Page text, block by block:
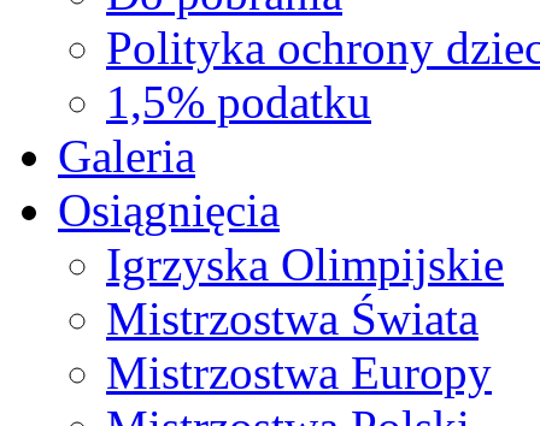
Polityka ochrony
1,5% podatku
Galeria
Osiągnięcia
Igrzyska Olimpijskie
Mistrzostwa Świata
Mistrzostwa Europy